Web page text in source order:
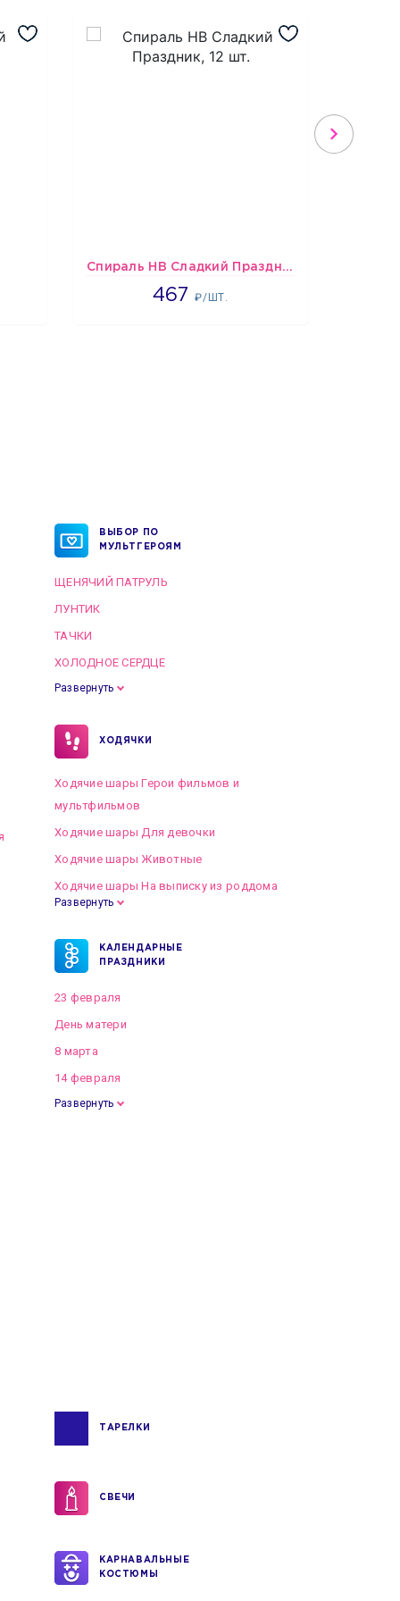
Спираль HB Сладкий Праздник, 12 шт.
467₽/ШТ.
467
ВЫБОР ПО
МУЛЬТГЕРОЯМ
ЩЕНЯЧИЙ ПАТРУЛЬ
ЛУНТИК
ТАЧКИ
ХОЛОДНОЕ СЕРДЦЕ
Развернуть
ХОДЯЧКИ
Ходячие шары Герои фильмов и
мультфильмов
Ходячие шары Для девочки
Ходячие шары Животные
Ходячие шары На выписку из роддома
Развернуть
КАЛЕНДАРНЫЕ
ПРАЗДНИКИ
23 февраля
День матери
8 марта
14 февраля
Развернуть
ТАРЕЛКИ
СВЕЧИ
КАРНАВАЛЬНЫЕ
КОСТЮМЫ